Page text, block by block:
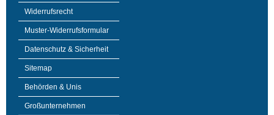
Widerrufsrecht
Muster-Widerrufsformular
Datenschutz & Sicherheit
Sitemap
Behörden & Unis
Großunternehmen